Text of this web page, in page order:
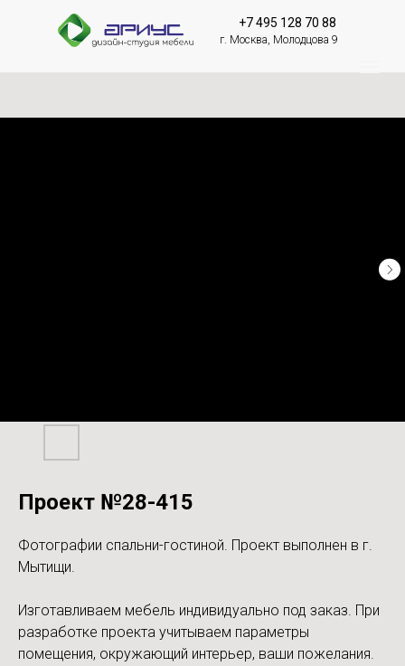
+7 495 128 70 88
г. Москва, Молодцова 9
Проект №28-415
Фотографии спальни-гостиной. Проект выполнен в г.
Мытищи.
Изготавливаем мебель индивидуально под заказ. При
разработке проекта учитываем параметры
помещения, окружающий интерьер, ваши пожелания.